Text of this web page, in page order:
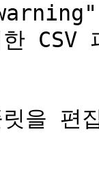
CSV
을 편